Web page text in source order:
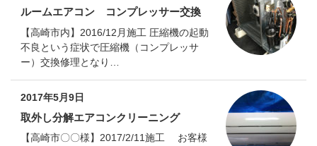
ルームエアコン コンプレッサー交換
【高崎市内】2016/12月施工 圧縮機の起動
不良という症状で圧縮機（コンプレッサ
ー）交換修理となり…
2017年5月9日
取外し分解エアコンクリーニング
【高崎市〇〇様】2017/2/11施工 お客様